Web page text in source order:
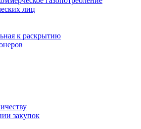
лиц
к раскрытию
закупок